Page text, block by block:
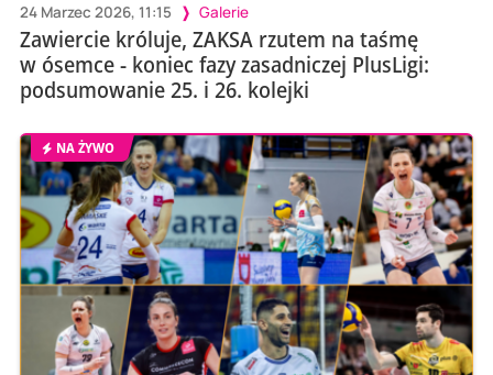
24 Marzec 2026, 11:15 Galerie
Zawiercie króluje, ZAKSA rzutem na taśmę
w ósemce - koniec fazy zasadniczej PlusLigi:
podsumowanie 25. i 26. kolejki
NA ŻYWO